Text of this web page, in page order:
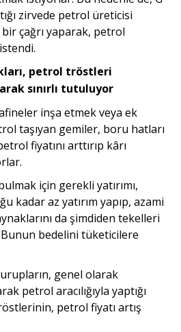
zirvede petrol üreticisi
çağrı yaparak, petrol
petrol tröstleri
sınırlı tutuluyor
inşa etmek veya ek
taşıyan gemiler, boru hatları
fiyatını arttırıp kârı
için gerekli yatırımı,
kadar az yatırım yapıp, azami
da şimdiden tekelleri
Bunun bedelini tüketicilere
genel olarak
petrol aracılığıyla yaptığı
petrol fiyatı artış